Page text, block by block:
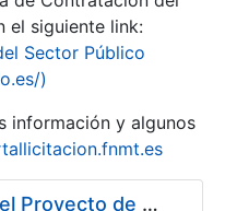
el siguiente link:
Sector Público
)
información y algunos
Servicio de Ejecución del Proyecto de Diseño, Construcción, Montaje, Desmontaje y Transporte de Stands para las diferentes Ferias Nacionales e Internacionales a celebrar durante 2020